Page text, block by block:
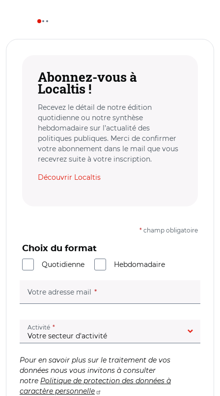
Abonnez-vous à
Localtis !
Recevez le détail de notre édition
quotidienne ou notre synthèse
hebdomadaire sur l’actualité des
politiques publiques. Merci de confirmer
votre abonnement dans le mail que vous
recevrez suite à votre inscription.
Découvrir Localtis
* champ obligatoire
Choix du format
Quotidienne
Hebdomadaire
Votre adresse mail (champ obligatoire)
Activité (champ obligatoire)
Pour en savoir plus sur le traitement de vos
données nous vous invitons à consulter
notre Politique de protection des données à
caractère personnelle